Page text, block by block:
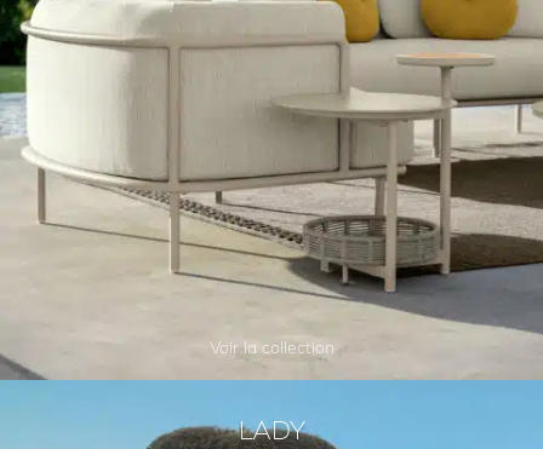
Voir la collection
LADY